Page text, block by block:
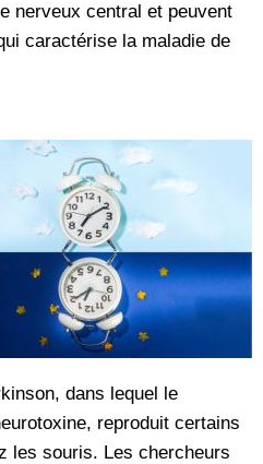
nerveux central et peuvent
caractérise la maladie de
dans lequel le
reproduit certains
les souris. Les chercheurs